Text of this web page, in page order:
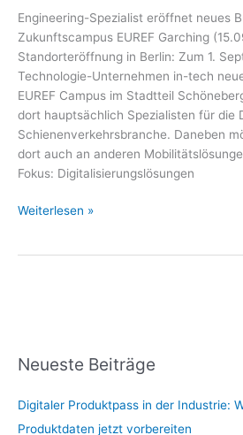
Engineering-Spezialist eröffnet neues
Zukunftscampus EUREF Garching
Standorteröffnung in Berlin: Zum 1.
Technologie-Unternehmen in-tech
EUREF Campus im Stadtteil
dort hauptsächlich Spezialisten für die
Schienenverkehrsbranche. Daneben
dort auch an anderen
Fokus: Digitalisierungslösungen
und
Schienenverkehrstechnik
im
Fokus
Weiterlesen »
Neueste Beiträge
Digitaler Produktpass in der Industrie:
Produktdaten jetzt vorbereiten